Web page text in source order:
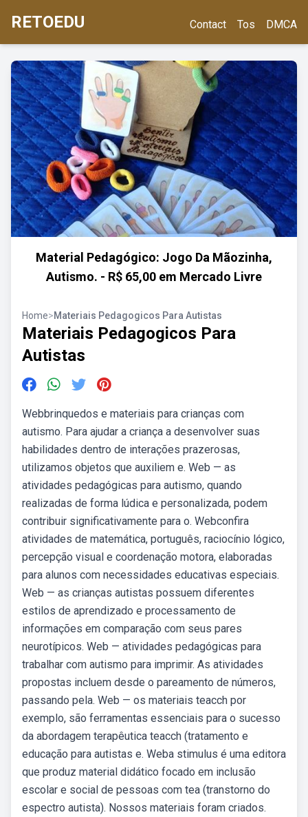
RETOEDU Contact Tos DMCA
Material Pedagógico: Jogo Da Mãozinha,
Autismo. - R$ 65,00 em Mercado Livre
Home>Materiais Pedagogicos Para Autistas
Materiais Pedagogicos Para
Autistas
Webbrinquedos e materiais para crianças com
autismo. Para ajudar a criança a desenvolver suas
habilidades dentro de interações prazerosas,
utilizamos objetos que auxiliem e. Web — as
atividades pedagógicas para autismo, quando
realizadas de forma lúdica e personalizada, podem
contribuir significativamente para o. Webconfira
atividades de matemática, português, raciocínio lógico,
percepção visual e coordenação motora, elaboradas
para alunos com necessidades educativas especiais.
Web — as crianças autistas possuem diferentes
estilos de aprendizado e processamento de
informações em comparação com seus pares
neurotípicos. Web — atividades pedagógicas para
trabalhar com autismo para imprimir. As atividades
propostas incluem desde o pareamento de números,
passando pela. Web — os materiais teacch por
exemplo, são ferramentas essenciais para o sucesso
da abordagem terapêutica teacch (tratamento e
educação para autistas e. Weba stimulus é uma editora
que produz material didático focado em inclusão
escolar e social de pessoas com tea (transtorno do
espectro autista). Nossos materiais foram criados.